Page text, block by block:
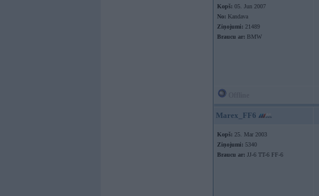
Kopš: 05. Jun 2007
No: Kandava
Ziņojumi: 21489
Braucu ar: BMW
Marex_FF6
Kopš: 25. Mar 2003
Ziņojumi: 5340
Braucu ar: JJ-6 TT-6 FF-6